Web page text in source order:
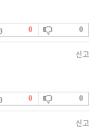
0 0
신고
0 0
신고